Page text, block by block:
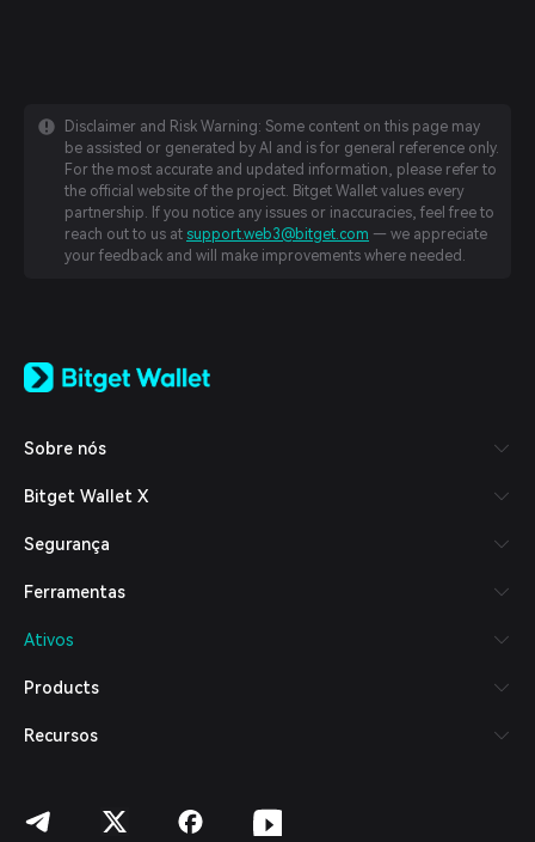
Disclaimer and Risk Warning: Some content on this page may
be assisted or generated by AI and is for general reference only.
For the most accurate and updated information, please refer to
the official website of the project. Bitget Wallet values every
partnership. If you notice any issues or inaccuracies, feel free to
reach out to us at support.web3@bitget.com — we appreciate
your feedback and will make improvements where needed.
日本語
Español (Latinoamérica)
Italiano
Deutsch
繁體中文
Bahasa Indonesia
हिन्दी
Español (Argentina)
Sobre nós
Bitget Wallet X
Segurança
Ferramentas
Ativos
Products
Recursos